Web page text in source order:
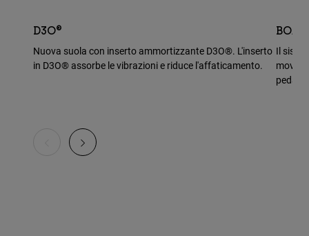
D3O®
Nuova suola con inserto ammortizzante D3O®. L'inserto
in D3O® assorbe le vibrazioni e riduce l'affaticamento.
BOA®
Il
pedali